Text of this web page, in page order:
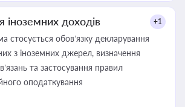
іноземних доходів +1
стосується обов’язку декларування
з іноземних джерел, визначення
та застосування правил
оподаткування